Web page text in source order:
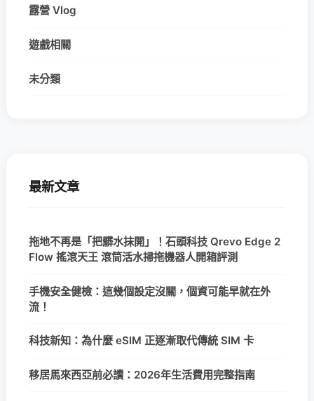
露營 Vlog
遊戲相關
未分類
最新文章
拖地不再是「把髒水抹開」！石頭科技 Qrevo Edge 2
Flow 搖滾天王 滾筒活水掃拖機器人開箱評測
手機安全健檢：這幾個設定沒關，個資可能早就在外
流！
科技新知：為什麼 eSIM 正逐漸取代傳統 SIM 卡
移居馬來西亞前必讀：2026年生活費用完整指南